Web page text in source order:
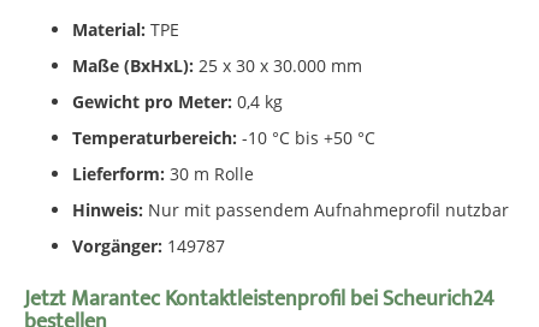
Material: TPE
Maße (BxHxL): 25 x 30 x 30.000 mm
Gewicht pro Meter: 0,4 kg
Temperaturbereich: -10 °C bis +50 °C
Lieferform: 30 m Rolle
Hinweis: Nur mit passendem Aufnahmeprofil nutzbar
Vorgänger: 149787
Jetzt Marantec Kontaktleistenprofil bei Scheurich24